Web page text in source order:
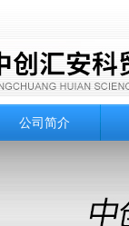
公司简介